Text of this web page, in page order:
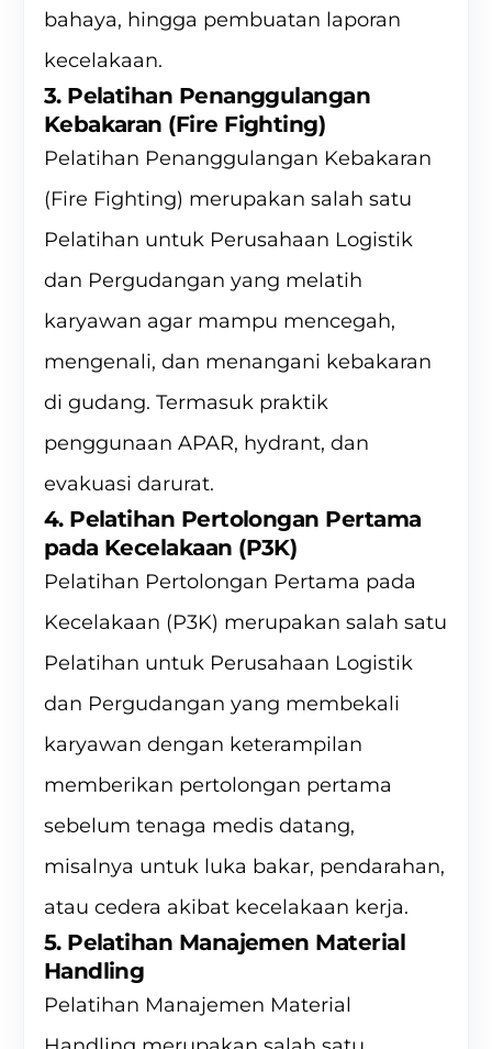
bahaya, hingga pembuatan laporan
kecelakaan.
3. Pelatihan Penanggulangan
Kebakaran (Fire Fighting)
Pelatihan Penanggulangan Kebakaran
(Fire Fighting) merupakan salah satu
Pelatihan untuk Perusahaan Logistik
dan Pergudangan yang melatih
karyawan agar mampu mencegah,
mengenali, dan menangani kebakaran
di gudang. Termasuk praktik
penggunaan APAR, hydrant, dan
evakuasi darurat.
4. Pelatihan Pertolongan Pertama
pada Kecelakaan (P3K)
Pelatihan Pertolongan Pertama pada
Kecelakaan (P3K) merupakan salah satu
Pelatihan untuk Perusahaan Logistik
dan Pergudangan yang membekali
karyawan dengan keterampilan
memberikan pertolongan pertama
sebelum tenaga medis datang,
misalnya untuk luka bakar, pendarahan,
atau cedera akibat kecelakaan kerja.
5. Pelatihan Manajemen Material
Handling
Pelatihan Manajemen Material